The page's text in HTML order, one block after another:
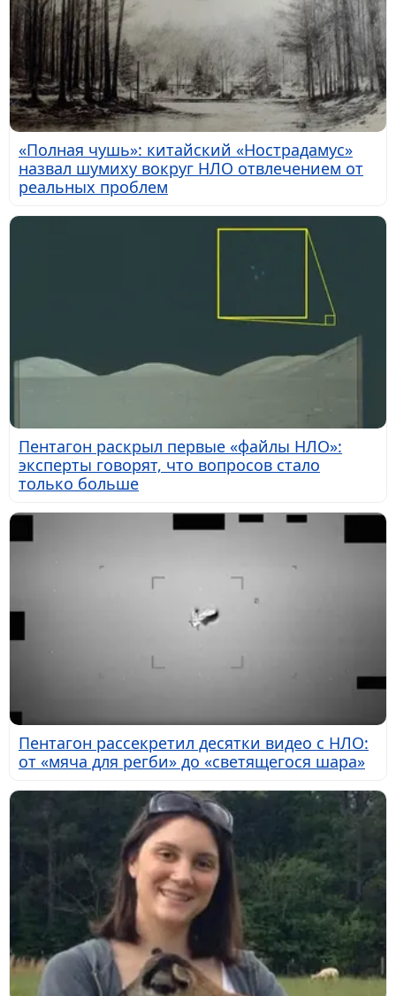
«Полная чушь»: китайский «Нострадамус»
назвал шумиху вокруг НЛО отвлечением от
реальных проблем
Пентагон раскрыл первые «файлы НЛО»:
эксперты говорят, что вопросов стало
только больше
Пентагон рассекретил десятки видео с НЛО:
от «мяча для регби» до «светящегося шара»